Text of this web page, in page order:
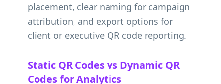
placement, clear naming for campaign
attribution, and export options for
client or executive QR code reporting.
Static QR Codes vs Dynamic QR
Codes for Analytics